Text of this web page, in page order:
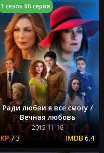
Ради любви я все смогу /
Вечная любовь
2015-11-16
7.3 6.4
1 сезон 60 серия 12+